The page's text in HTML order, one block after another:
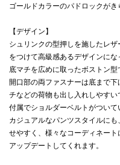
ゴールドカラーのパドロックがき
【デザイン】
シュリンクの型押しを施したレ
をつけて高級感あるデザインにな
底マチを広めに取ったボストン型
開口部の両ファスナーは底まで
チなどの荷物も出し入れしやすい
付属でショルダーベルトがついて
カジュアルなパンツスタイルに
せやすく、様々なコーディネー
アップデートしてくれます。